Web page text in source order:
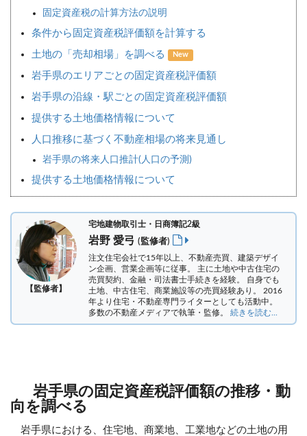
固定資産税の計算方法の説明
条件から固定資産税評価額を計算する
土地の「売却相場」を調べる New
岩手県のエリアごとの固定資産税評価額
岩手県の沿線・駅ごとの固定資産税評価額
提供する土地価格情報について
人口推移に基づく不動産相場の将来見通し
岩手県の将来人口推計(人口の予測)
提供する土地価格情報について
【監修者】
宅地建物取引士・日商簿記2級
岩野 愛弓 (監修者)
注文住宅会社で15年以上、不動産売買、建築デザイ
ン企画、営業企画等に従事。 主に土地や中古住宅の
売買契約、金融・司法書士手続きを経験。 自身でも
土地、中古住宅、商業施設等の売買経験あり。 2016
年より住宅・不動産専門ライターとしても活動中。
多数の不動産メディアで執筆・監修。 続きを読む...
岩手県の固定資産税評価額の推移・動
向を調べる
岩手県における、住宅地、商業地、工業地などの土地の用